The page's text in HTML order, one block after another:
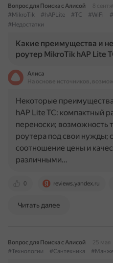
Вопрос для Поиска с Алисой
8
#MikroTik
#hAPLite #TC #WiFi
#Недостатки
Какие преимущества и
роутер MikroTik hAP Lite
Алиса
На основе источников,
0 reviews.yandex.ru
Некоторые
hAP Lite TC: компактный
переноски; возможность
роутера под свои нужды;
соотношение цены и
различными…
Читать далее
Вопрос для Поиска с Алисой
25 мая
#Технологии
#Сантехника